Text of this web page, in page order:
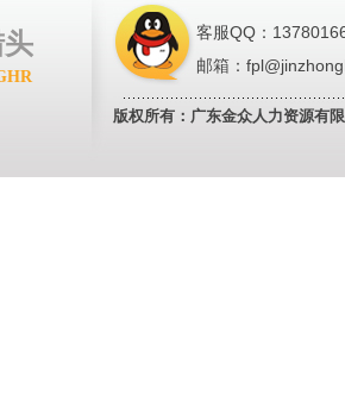
客服QQ：
邮箱：
版权所有：广东金众人力资源有